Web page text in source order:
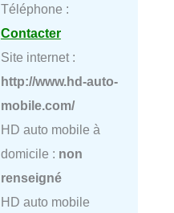
Téléphone :
Contacter
Site internet :
http://www.hd-auto-
mobile.com/
HD auto mobile à
domicile : non
renseigné
HD auto mobile